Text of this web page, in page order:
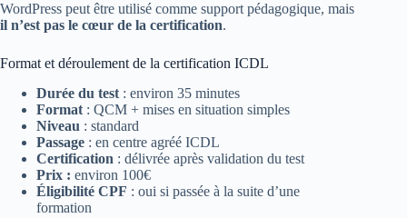
WordPress peut être utilisé comme support pédagogique, mais
il n’est pas le cœur de la certification.
Format et déroulement de la certification ICDL
Durée du test : environ 35 minutes
Format : QCM + mises en situation simples
Niveau : standard
Passage : en centre agréé ICDL
Certification : délivrée après validation du test
Prix : environ 100€
Éligibilité CPF : oui si passée à la suite d’une
formation